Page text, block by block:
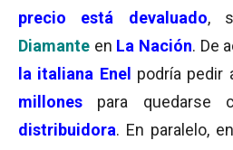
precio está devaluado,
Diamante en La Nación. De
la italiana Enel podría pedir
millones para quedarse
distribuidora. En paralelo,